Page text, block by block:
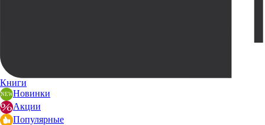
Книги
Новинки
Акции
Популярные